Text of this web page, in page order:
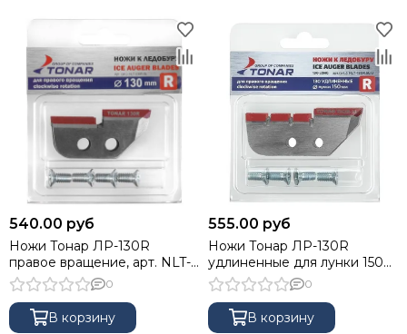
540.00 руб
Ножи Тонар ЛР-130R
правое вращение, арт. NLT-
130R.SL
0
В корзину
555.00 руб
Ножи Тонар ЛР-130R
удлиненные для лунки 150
мм правое вращение, арт.
NLT-130R.SL.U
0
В корзину